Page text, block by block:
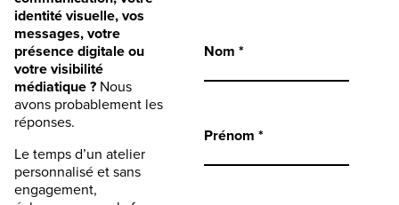
identité visuelle, vos
messages, votre
présence digitale ou
votre visibilité
médiatique ? Nous
avons probablement les
réponses.
Le temps d’un atelier
personnalisé et sans
engagement,
Nom *
Prénom *